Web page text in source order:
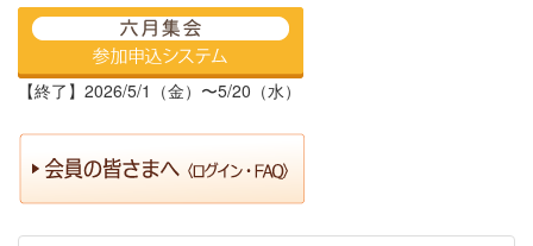
【終了】2026/5/1（金）〜5/20（水）